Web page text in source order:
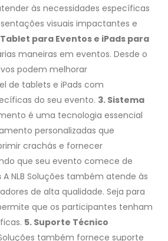
às necessidades específicas
visuais impactantes e
para Eventos e iPads para
maneiras em eventos. Desde o
podem melhorar
de tablets e iPads com
do seu evento. 3. Sistema
é uma tecnologia essencial
personalizadas que
crachás e fornecer
que seu evento comece de
A NLB Soluções também atende às
de alta qualidade. Seja para
que os participantes tenham
5. Suporte Técnico
também fornece suporte